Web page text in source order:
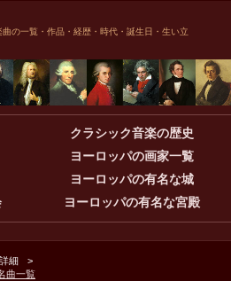
の一覧・作品・経歴・時代・誕生日・生い立
クラシック音楽の歴史
ヨーロッパの画家一覧
ヨーロッパの有名な城
ヨーロッパの有名な宮殿
細
曲一覧